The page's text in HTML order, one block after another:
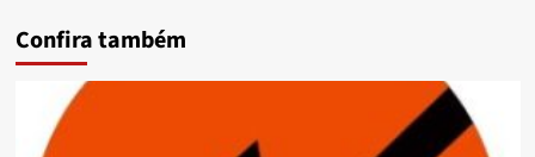
Confira também